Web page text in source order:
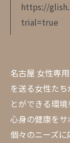
https://
trial=true
名古屋 女性専
を送る女性た
とができる環
心身の健康を
個々のニーズ